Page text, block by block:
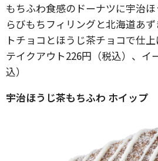
もちふわ食感のドーナツに宇治
らびもちフィリングと北海道あ
トチョコとほうじ茶チョコで仕上
テイクアウト226円（税込）、
込）
宇治ほうじ茶もちふわ ホイップ